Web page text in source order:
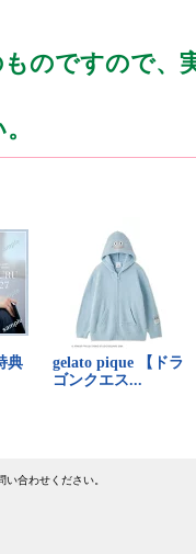
のですので、
い合わせください。